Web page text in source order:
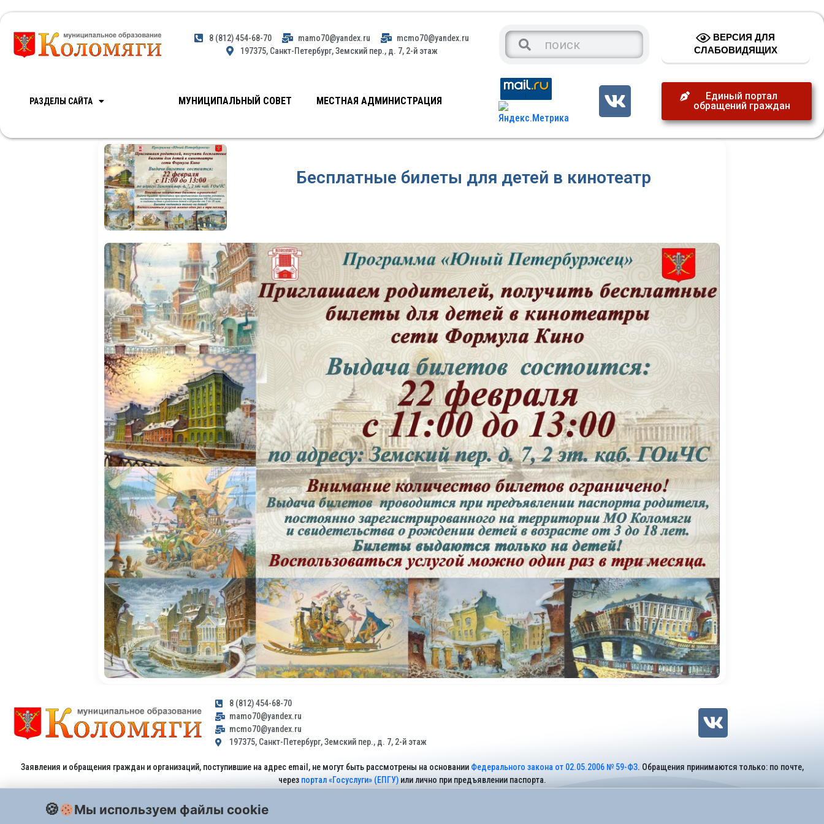
8 (812) 454-68-70 mamo70@yandex.ru
mcmo70@yandex.ru
197375, Санкт-Петербург, Земский пер., д. 7, 2-й этаж
ВЕРСИЯ ДЛЯ
СЛАБОВИДЯЩИХ
РАЗДЕЛЫ САЙТА МУНИЦИПАЛЬНЫЙ СОВЕТ МЕСТНАЯ АДМИНИСТРАЦИЯ
Единый портал
обращений граждан
Бесплатные билеты для детей в кинотеатр
8 (812) 454-68-70
mamo70@yandex.ru
mcmo70@yandex.ru
197375, Санкт-Петербург, Земский пер., д. 7, 2-й этаж
Заявления и обращения граждан и организаций, поступившие на адрес email, не могут быть рассмотрены на основании Федерального закона от 02.05.2006 № 59-ФЗ. Обращения принимаются только: по почте,
через портал «Госуслуги» (ЕПГУ)или лично при предъявлении паспорта.
Мы используем файлы cookie